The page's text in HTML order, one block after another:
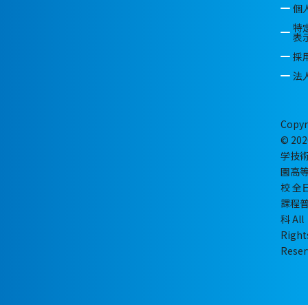
個
特
表
採
法
©
学技
園高
校 全
課程
科 All